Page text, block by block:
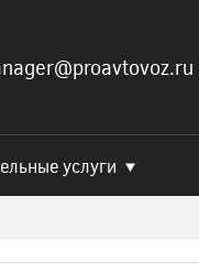
услуги